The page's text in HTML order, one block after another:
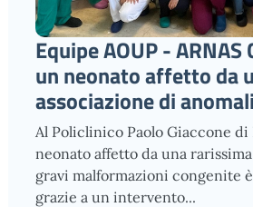
Equipe AOUP - ARNAS
un neonato affetto da
associazione di
Al Policlinico Paolo Giaccone di
neonato affetto da una
gravi malformazioni congenite
grazie a un intervento...